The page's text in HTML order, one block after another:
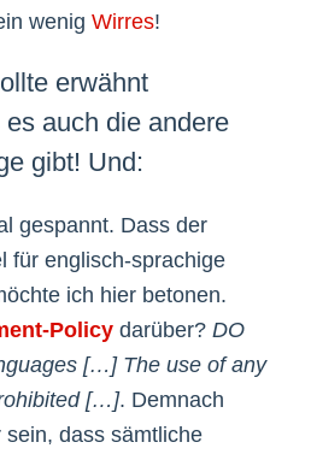
wenig Wirres!
erwähnt
auch die andere
gibt! Und:
gespannt. Dass der
für englisch-sprachige
ich hier betonen.
Policydarüber? DO
[…] The use of any
[…]. Demnach
dass sämtliche